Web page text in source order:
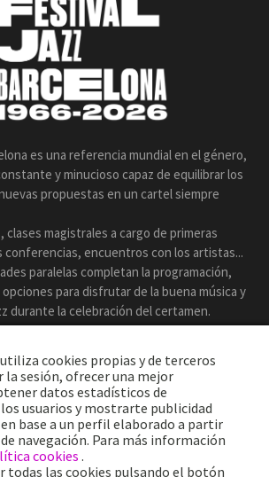
es una referencia mundial en el género,
y minucioso capaz de equilibrar los
propuestas en un cartel siempre
magistrales a cargo de primeras
encuentros con los artistas...
paralelas completan la programación,
para disfrutar de la buena música y
durante la celebración del certamen.
cookies propias y de terceros
la sesión, ofrecer una mejor
datos estadísticos de
usuarios y mostrarte publicidad
base a un perfil elaborado a partir
navegación. Para más información
cookies .
todas las cookies pulsando el botón